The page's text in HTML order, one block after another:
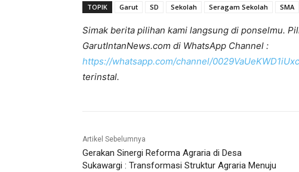
TOPIK Garut SD Sekolah Seragam Sekolah SMA
Simak berita pilihan kami langsung di ponselmu.
GarutIntanNews.com di WhatsApp Channel :
https://whatsapp.com/channel/
terinstal.
Artikel Sebelumnya
Gerakan Sinergi Reforma Agraria di Desa
Sukawargi : Transformasi Struktur Agraria Menuju